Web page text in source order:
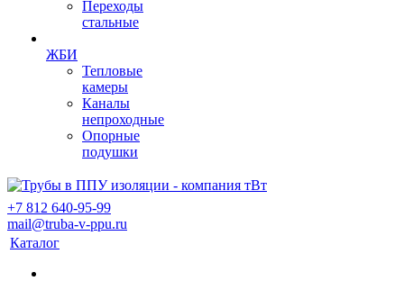
Переходы
стальные
ЖБИ
Тепловые
камеры
Каналы
непроходные
Опорные
подушки
+7 812 640-95-99
mail@truba-v-ppu.ru
Каталог